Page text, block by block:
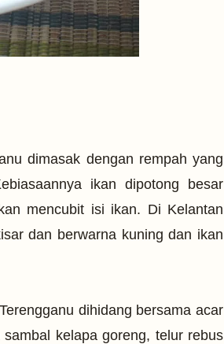
dimasak dengan rempah yang
ikan dipotong besar
mencubit isi ikan. Di Kelantan
dan berwarna kuning dan ikan
dihidang bersama acar
kelapa goreng, telur rebus